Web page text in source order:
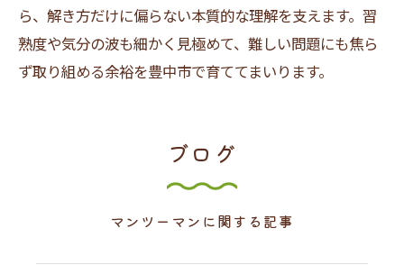
ら、解き方だけに偏らない本質的な理解を支えます。習
熟度や気分の波も細かく見極めて、難しい問題にも焦ら
ず取り組める余裕を豊中市で育ててまいります。
ブログ
マンツーマンに関する記事